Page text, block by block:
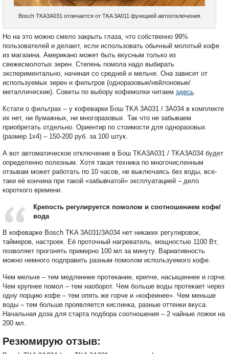
Bosch TKA3A031 отличается от TKA 3A011 функцией автоотключения
Но на это можно смело закрыть глаза, что собственно 99%
пользователей и делают, если использовать обычный молотый кофе
из магазина. Американо может быть вкусным только из
свежесмолотых зерен. Степень помола надо выбирать
экспериментально, начиная со средней и мельче. Она зависит от
используемых зерен и фильтров (одноразовые/нейлоновые/
металлические). Советы по выбору кофемолки читаем здесь.
Кстати о фильтрах – у кофеварки Бош TKA 3A031 / 3A034 в комплекте
их нет, ни бумажных, ни многоразовых. Так что не забываем
приобретать отдельно. Ориентир по стоимости для одноразовых
(размер 1х4) – 150-200 руб. за 100 штук.
А вот автоматическое отключение в Бош TKA3A031 / TKA3A034 будет
определенно полезным. Хотя такая техника по многочисленным
отзывам может работать по 10 часов, не выключаясь без воды, все-
таки её кончина при такой «забывчатой» эксплуатацией – дело
короткого времени.
Крепость регулируется помолом и соотношением кофе/
вода
В кофеварке Bosch TKA 3A031/3A034 нет никаких регулировок,
таймеров, настроек. Её проточный нагреватель, мощностью 1100 Вт,
позволяет прогонять примерно 100 мл за минуту. Вариативность
можно немного подправить разным помолом используемого кофе.
Чем мельче – тем медленнее протекание, крепче, насыщеннее и горче.
Чем крупнее помол – тем наоборот. Чем больше воды протекает через
одну порцию кофе – тем опять же горче и «кофеинее». Чем меньше
воды – тем больше проявляется кислинка, разные оттенки вкуса.
Начальная доза для старта подбора соотношения – 2 чайные ложки на
200 мл.
Резюмирую отзыв: